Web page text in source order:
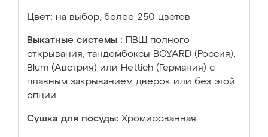
Цвет: на выбор, более 250 цветов
Выкатные системы :
ПВШ полного
открывания, тандембоксы BOYARD (Россия),
Blum (Австрия) или Hettich (Германия) с
плавным закрыванием дверок или без этой
опции
Сушка для посуды: Хромированная